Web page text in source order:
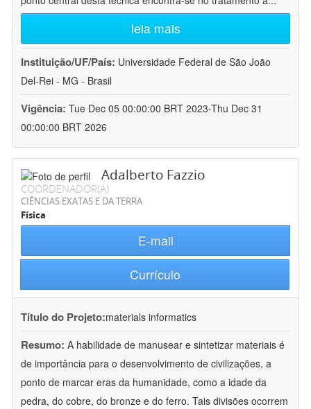
leia mais
Instituição/UF/País: Universidade Federal de São João
Del-Rei - MG - Brasil
Vigência: Tue Dec 05 00:00:00 BRT 2023-Thu Dec 31
00:00:00 BRT 2026
Adalberto Fazzio
COORDENADOR(A)
CIÊNCIAS EXATAS E DA TERRA
Física
E-mail
Currículo
Título do Projeto:materials informatics
Resumo: A habilidade de manusear e sintetizar materiais é
de importância para o desenvolvimento de civilizações, a
ponto de marcar eras da humanidade, como a idade da
pedra, do cobre, do bronze e do ferro. Tais divisões ocorrem